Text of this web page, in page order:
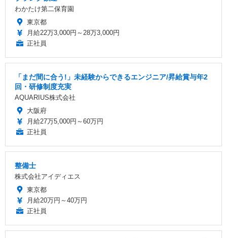
わかたけ第二保育園
東京都
月給22万3,000円～28万3,000円
正社員
「まだ間に合う!」未経験からできるエンジニア/昇給賞与年2
回・研修制度充実
AQUARIUS株式会社
大阪府
月給27万5,000円～60万円
正社員
整備士
株式会社アイディエス
東京都
月給20万円～40万円
正社員